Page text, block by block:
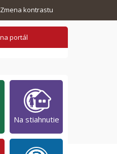
Zmena kontrastu
Na stiahnutie